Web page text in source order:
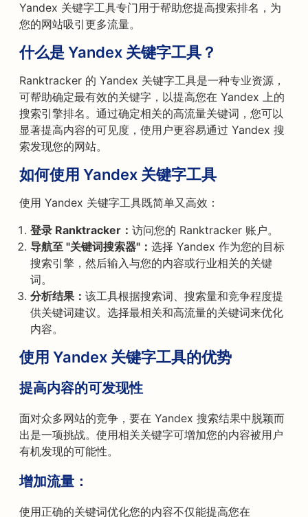
Yandex 关键字工具专门用于帮助您提高搜索排名，为
您的网站吸引更多流量。
什么是 Yandex 关键字工具？
Ranktracker 的 Yandex 关键字工具是一种专业资源，
可帮助确定最有效的关键字，以提高您在 Yandex 上的
搜索引擎排名。通过确定相关的高流量关键词，您可以
显著提高内容的可见度，使用户更容易通过 Yandex 搜
索发现您的网站。
如何使用 Yandex 关键字工具
使用 Yandex 关键字工具既简单又高效：
登录 Ranktracker： 访问您的 Ranktracker 账户。
导航至 "关键词搜索器"： 选择 Yandex 作为您的目标
搜索引擎，然后输入与您的内容或行业相关的关键
词。
分析结果： 该工具根据搜索词、搜索量和竞争程度提
供关键词建议。选择最相关和高流量的关键词来优化
内容。
使用 Yandex 关键字工具的优势
提高内容的可发现性
面对众多网站的竞争，要在 Yandex 搜索结果中脱颖而
出是一项挑战。使用相关关键字可增加您的内容被用户
有机发现的可能性。
增加流量：
使用正确的关键词优化您的内容不仅能提高您在